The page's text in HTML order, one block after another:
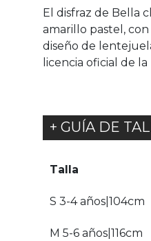
El disfraz de Bella
amarillo pastel,
diseño de
licencia oficial de
+ GUÍA DE
Talla
S 3-4 años|104cm
M 5-6 años|116cm